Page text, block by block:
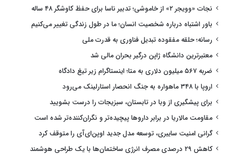
نجات «وویجر ۲» از خاموشی؛ تدبیر ناسا برای حفظ کاوشگر ۴۸ ساله
باور اشتباه درباره شخصیت انسان؛ ما در طول زندگی تغییر می‌کنیم
رسانه؛ حلقه مفقوده تبدیل فناوری به قدرت ملی
معتبرترین دانشگاه ژاپن درگیر بحران مالی شد
ضربه ۵۶۷ میلیون دلاری به متا؛ اینستاگرام زیر تیغ دادگاه
اروپا با ۳۴۸ ماهواره به جنگ انحصار استارلینک می‌رود
برای پیشگیری از وبا در تابستان، سبزیجات را درست بشویید
مقاومت مالاریا در برابر داروها پیچیده‌تر و نگران‌کننده‌تر شده است
گرانی امنیت سایبری، توسعه مدل جدید اوپن‌ای‌آی را متوقف کرد
کاهش ۲۹ درصدی مصرف انرژی ساختمان‌ها با یک طراحی هوشمند